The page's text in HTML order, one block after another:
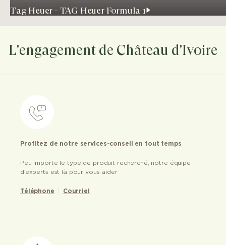
Tag Heuer - TAG Heuer Formula 1
L'engagement de Château d'Ivoire
Profitez de notre services-conseil en tout temps
Peu importe le type de produit recherché, notre équipe
d’experts est là pour vous aider
Téléphone Courriel